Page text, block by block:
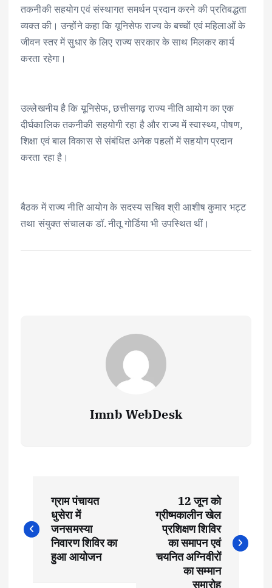
तकनीकी सहयोग एवं संस्थागत समर्थन प्रदान करने की प्रतिबद्धता
व्यक्त की। उन्होंने कहा कि यूनिसेफ राज्य के बच्चों एवं महिलाओं के
जीवन स्तर में सुधार के लिए राज्य सरकार के साथ मिलकर कार्य
करता रहेगा।
उल्लेखनीय है कि यूनिसेफ, छत्तीसगढ़ राज्य नीति आयोग का एक
दीर्घकालिक तकनीकी सहयोगी रहा है और राज्य में स्वास्थ्य, पोषण,
शिक्षा एवं बाल विकास से संबंधित अनेक पहलों में सहयोग प्रदान
करता रहा है।
बैठक में राज्य नीति आयोग के सदस्य सचिव श्री आशीष कुमार भट्ट
तथा संयुक्त संचालक डॉ. नीतू गोर्डिया भी उपस्थित थीं।
Imnb WebDesk
o
ग्राम पंचायत
धुसेरा में
जनसमस्या
निवारण शिविर का
हुआ आयोजन
12 जून को
ग्रीष्मकालीन खेल
प्रशिक्षण शिविर
का समापन एवं
चयनित अग्निवीरों
का सम्मान
समारोह